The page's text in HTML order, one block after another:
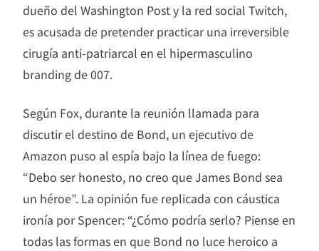
dueño del Washington Post y la red social Twitch,
es acusada de pretender practicar una irreversible
cirugía anti-patriarcal en el hipermasculino
branding de 007.
Según Fox, durante la reunión llamada para
discutir el destino de Bond, un ejecutivo de
Amazon puso al espía bajo la línea de fuego:
“Debo ser honesto, no creo que James Bond sea
un héroe”. La opinión fue replicada con cáustica
ironía por Spencer: “¿Cómo podría serlo? Piense en
todas las formas en que Bond no luce heroico a